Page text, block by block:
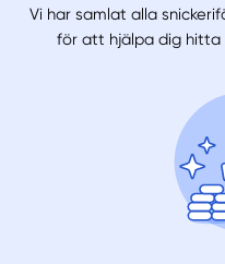
Vi har samlat alla
för att hjälpa dig hitta